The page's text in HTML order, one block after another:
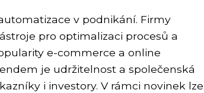
v podnikání. Firmy
pro optimalizaci procesů a
e-commerce a online
je udržitelnost a společenská
i investory. V rámci novinek lze